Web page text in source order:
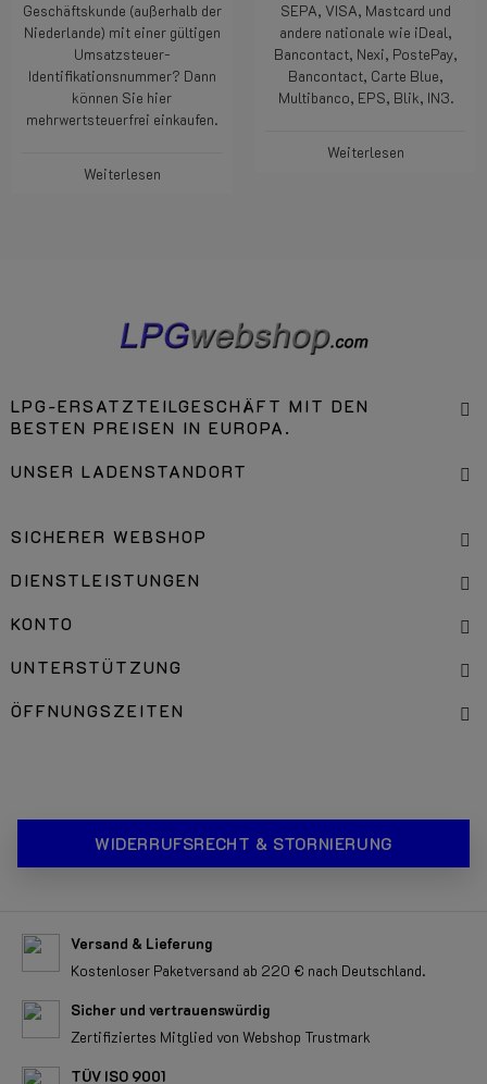
Geschäftskunde (außerhalb der
Niederlande) mit einer gültigen
Umsatzsteuer-
Identifikationsnummer? Dann
können Sie hier
mehrwertsteuerfrei einkaufen.
Weiterlesen
SEPA, VISA, Mastcard und
andere nationale wie iDeal,
Bancontact, Nexi, PostePay,
Bancontact, Carte Blue,
Multibanco, EPS, Blik, IN3.
Weiterlesen
LPG-ERSATZTEILGESCHÄFT MIT DEN
BESTEN PREISEN IN EUROPA.
UNSER LADENSTANDORT
SICHERER WEBSHOP
DIENSTLEISTUNGEN
KONTO
UNTERSTÜTZUNG
ÖFFNUNGSZEITEN
WIDERRUFSRECHT & STORNIERUNG
Versand & Lieferung
Kostenloser Paketversand ab 220 € nach Deutschland.
Sicher und vertrauenswürdig
Zertifiziertes Mitglied von Webshop Trustmark
TÜV ISO 9001